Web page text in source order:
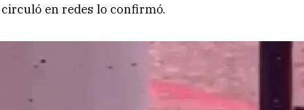
en redes lo confirmó.